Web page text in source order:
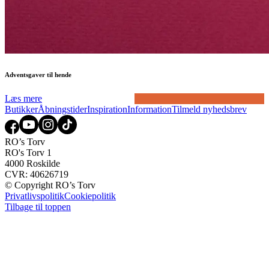
Adventsgaver til hende
Læs mere
ButikkerÅbningstiderInspirationInformationTilmeld nyhedsbrev
RO’s Torv
RO's Torv 1
4000 Roskilde
CVR: 40626719
© Copyright RO’s Torv
PrivatlivspolitikCookiepolitik
Tilbage til toppen